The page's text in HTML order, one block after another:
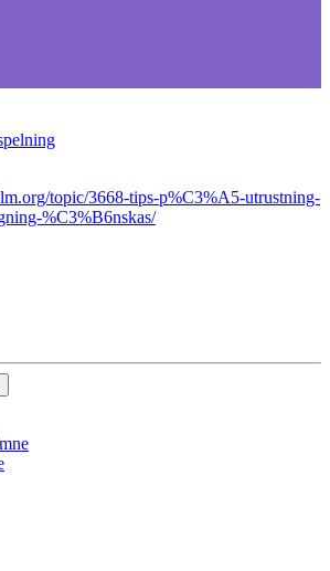
topic/3668-tips-p%C3%A5-utrustning-
%C3%B6nskas/